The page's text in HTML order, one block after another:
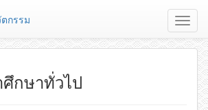
กรรม
กษาทั่วไป